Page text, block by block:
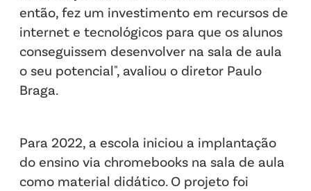
então, fez um investimento em recursos de
internet e tecnológicos para que os alunos
conseguissem desenvolver na sala de aula
o seu potencial", avaliou o diretor Paulo
Braga.
Para 2022, a escola iniciou a implantação
do ensino via chromebooks na sala de aula
como material didático. O projeto foi